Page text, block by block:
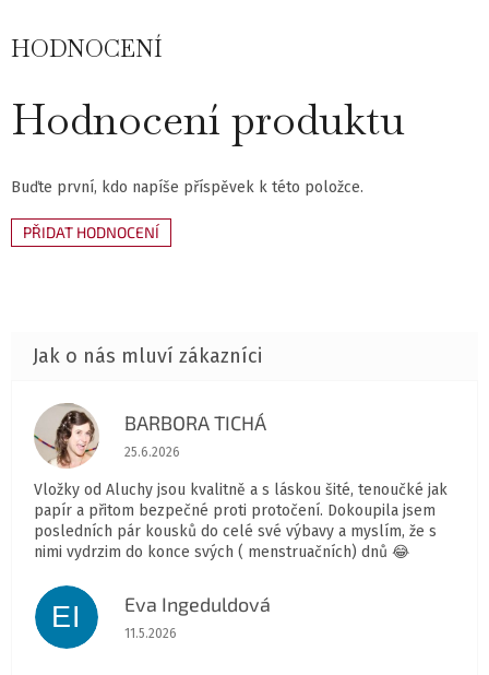
HODNOCENÍ
Hodnocení produktu
Buďte první, kdo napíše příspěvek k této položce.
PŘIDAT HODNOCENÍ
BT BARBORA TICHÁ
Hodnocení obchodu je 5 z 5 hvězdiček.
25.6.2026
Vložky od Aluchy jsou kvalitně a s láskou šité, tenoučké jak
papír a přitom bezpečné proti protočení. Dokoupila jsem
posledních pár kousků do celé své výbavy a myslím, že s
nimi vydrzim do konce svých ( menstruačních) dnů 😂
EI Eva Ingeduldová
Hodnocení obchodu je 5 z 5 hvězdiček.
11.5.2026